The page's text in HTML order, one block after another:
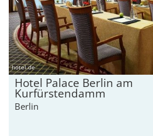
hotel.de
Hotel Palace Berlin am
Kurfürstendamm
Berlin